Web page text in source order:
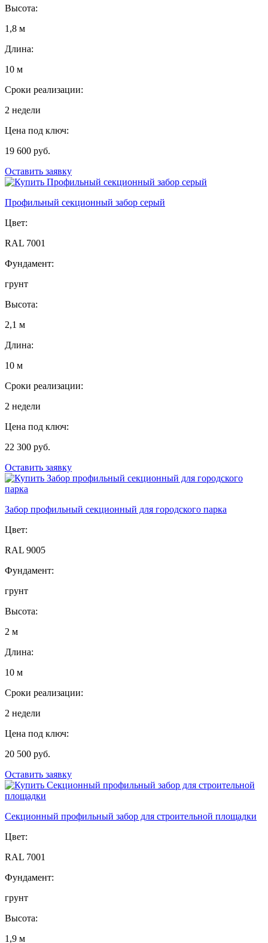
Высота:
1,8 м
Длина:
10 м
Сроки реализации:
2 недели
Цена под ключ:
19 600 руб.
Оставить заявку
Профильный секционный забор серый
Цвет:
RAL 7001
Фундамент:
грунт
Высота:
2,1 м
Длина:
10 м
Сроки реализации:
2 недели
Цена под ключ:
22 300 руб.
Оставить заявку
Забор профильный секционный для городского парка
Цвет:
RAL 9005
Фундамент:
грунт
Высота:
2 м
Длина:
10 м
Сроки реализации:
2 недели
Цена под ключ:
20 500 руб.
Оставить заявку
Секционный профильный забор для строительной площадки
Цвет:
RAL 7001
Фундамент:
грунт
Высота:
1,9 м